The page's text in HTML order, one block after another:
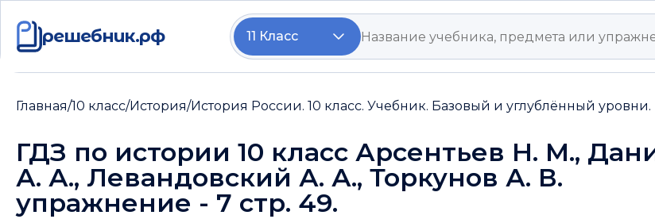
решебник.рф 11 Класс
Главная/10 класс/История/История России. 10 класс. Учебник. Базовый и углублённый уровни.
ГДЗ по истории 10 класс Арсентьев Н. М.,
А. А., Левандовский А. А., Торкунов А. В.
упражнение - 7 стр. 49.